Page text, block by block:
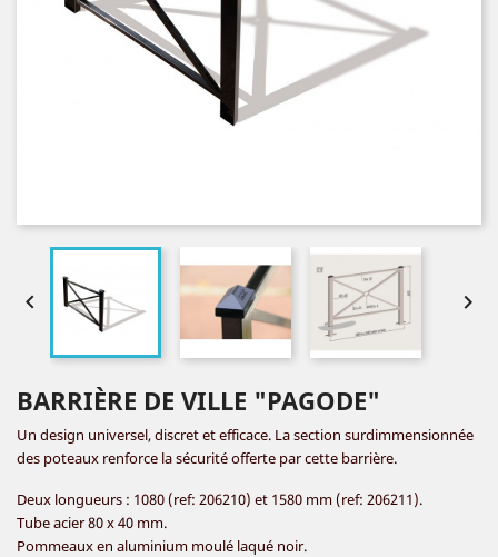
 
BARRIÈRE DE VILLE "PAGODE"
Un design universel, discret et efficace. La section surdimmensionnée
des poteaux renforce la sécurité offerte par cette barrière.
Deux longueurs : 1080 (ref: 206210) et 1580 mm (ref: 206211).
Tube acier 80 x 40 mm.
Pommeaux en aluminium moulé laqué noir.